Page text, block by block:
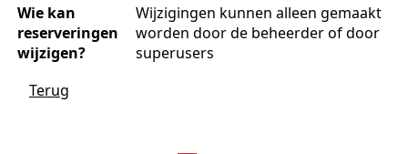
Wie kan
reserveringen
wijzigen?
Wijzigingen kunnen alleen gemaakt
worden door de beheerder of door
superusers
Terug